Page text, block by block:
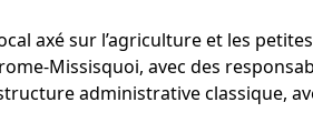
axé sur l’agriculture et les
Missisquoi, avec des
administrative classique,